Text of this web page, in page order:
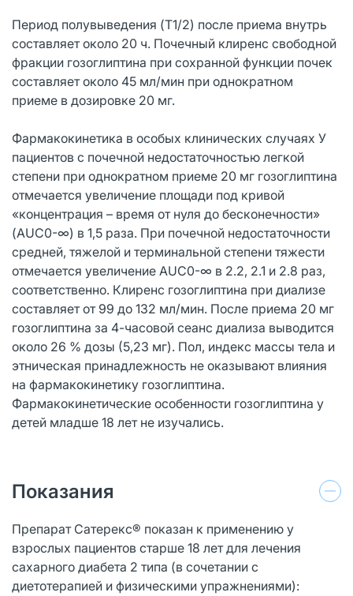
Период полувыведения (T1/2) после приема внутрь
составляет около 20 ч. Почечный клиренс свободной
фракции гозоглиптина при сохранной функции почек
составляет около 45 мл/мин при однократном
приеме в дозировке 20 мг.
Фармакокинетика в особых клинических случаях У
пациентов с почечной недостаточностью легкой
степени при однократном приеме 20 мг гозоглиптина
отмечается увеличение площади под кривой
«концентрация – время от нуля до бесконечности»
(AUC0-∞) в 1,5 раза. При почечной недостаточности
средней, тяжелой и терминальной степени тяжести
отмечается увеличение AUC0-∞ в 2.2, 2.1 и 2.8 раз,
соответственно. Клиренс гозоглиптина при диализе
составляет от 99 до 132 мл/мин. После приема 20 мг
гозоглиптина за 4-часовой сеанс диализа выводится
около 26 % дозы (5,23 мг). Пол, индекс массы тела и
этническая принадлежность не оказывают влияния
на фармакокинетику гозоглиптина.
Фармакокинетические особенности гозоглиптина у
детей младше 18 лет не изучались.
Показания
Препарат Сатерекс® показан к применению у
взрослых пациентов старше 18 лет для лечения
сахарного диабета 2 типа (в сочетании с
диетотерапией и физическими упражнениями):